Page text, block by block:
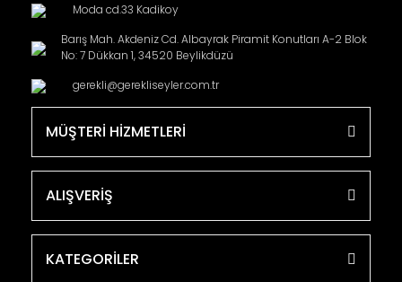
Moda cd.33 Kadikoy
Barış Mah. Akdeniz Cd. Albayrak Piramit Konutları A-2 Blok
No: 7 Dükkan 1, 34520 Beylikdüzü
gerekli@gerekliseyler.com.tr
MÜŞTERİ HİZMETLERİ
ALIŞVERİŞ
KATEGORİLER